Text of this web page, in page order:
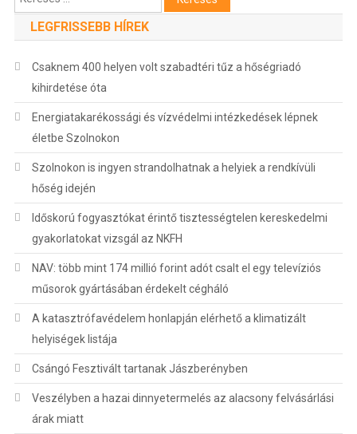
LEGFRISSEBB HÍREK
Csaknem 400 helyen volt szabadtéri tűz a hőségriadó
kihirdetése óta
Energiatakarékossági és vízvédelmi intézkedések lépnek
életbe Szolnokon
Szolnokon is ingyen strandolhatnak a helyiek a rendkívüli
hőség idején
Időskorú fogyasztókat érintő tisztességtelen kereskedelmi
gyakorlatokat vizsgál az NKFH
NAV: több mint 174 millió forint adót csalt el egy televíziós
műsorok gyártásában érdekelt cégháló
A katasztrófavédelem honlapján elérhető a klimatizált
helyiségek listája
Csángó Fesztivált tartanak Jászberényben
Veszélyben a hazai dinnyetermelés az alacsony felvásárlási
árak miatt